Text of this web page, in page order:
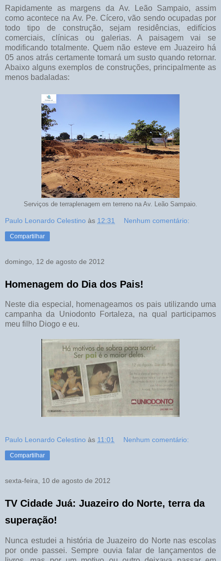
Rapidamente as margens da Av. Leão Sampaio, assim
como acontece na Av. Pe. Cícero, vão sendo ocupadas por
todo tipo de construção, sejam residências, edifícios
comerciais, clínicas ou galerias. A paisagem vai se
modificando totalmente. Quem não esteve em Juazeiro há
05 anos atrás certamente tomará um susto quando retornar.
Abaixo alguns exemplos de construções, principalmente as
menos badaladas:
Serviços de terraplenagem em terreno na Av. Leão Sampaio.
Paulo Leonardo Celestino às 12:31 Nenhum comentário:
Compartilhar
domingo, 12 de agosto de 2012
Homenagem do Dia dos Pais!
Neste dia especial, homenageamos os pais utilizando uma
campanha da Uniodonto Fortaleza, na qual participamos
meu filho Diogo e eu.
Paulo Leonardo Celestino às 11:01 Nenhum comentário:
Compartilhar
sexta-feira, 10 de agosto de 2012
TV Cidade Juá: Juazeiro do Norte, terra da
superação!
Nunca estudei a história de Juazeiro do Norte nas escolas
por onde passei. Sempre ouvia falar de lançamentos de